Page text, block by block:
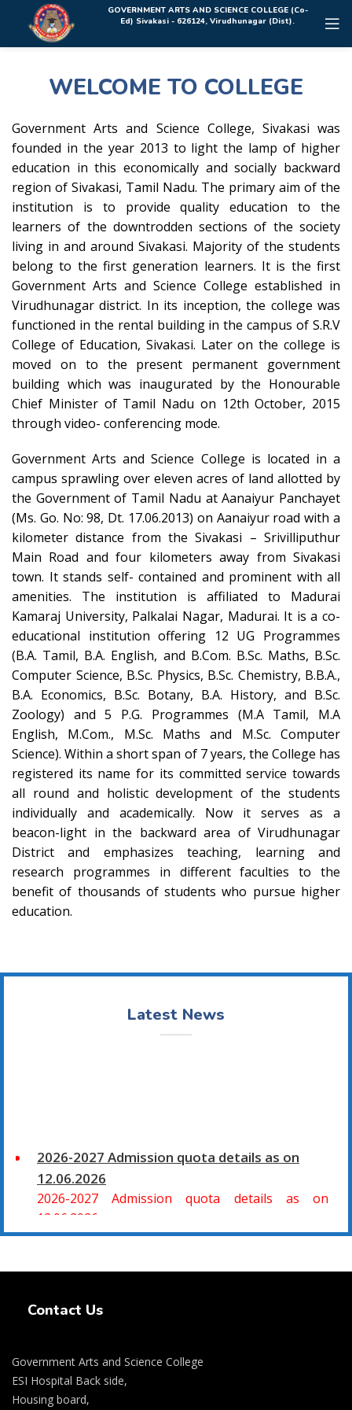
Rolex Replica Uhren DeutschlandGOVERNMENT ARTS AND SCIENCE COLLEGE (Co-
Ed) Sivakasi - 626124, Virudhunagar (Dist).
WELCOME TO COLLEGE
Government Arts and Science College, Sivakasi was
founded in the year 2013 to light the lamp of higher
education in this economically and socially backward
region of Sivakasi, Tamil Nadu. The primary aim of the
institution is to provide quality education to the
learners of the downtrodden sections of the society
living in and around Sivakasi. Majority of the students
belong to the first generation learners. It is the first
Government Arts and Science College established in
Virudhunagar district. In its inception, the college was
functioned in the rental building in the campus of S.R.V
College of Education, Sivakasi. Later on the college is
moved on to the present permanent government
building which was inaugurated by the Honourable
Chief Minister of Tamil Nadu on 12th October, 2015
through video- conferencing mode.
Government Arts and Science College is located in a
campus sprawling over eleven acres of land allotted by
the Government of Tamil Nadu at Aanaiyur Panchayet
(Ms. Go. No: 98, Dt. 17.06.2013) on Aanaiyur road with a
kilometer distance from the Sivakasi – Srivilliputhur
Main Road and four kilometers away from Sivakasi
town. It stands self- contained and prominent with all
amenities. The institution is affiliated to Madurai
Kamaraj University, Palkalai Nagar, Madurai. It is a co-
educational institution offering 12 UG Programmes
(B.A. Tamil, B.A. English, and B.Com. B.Sc. Maths, B.Sc.
Computer Science, B.Sc. Physics, B.Sc. Chemistry, B.B.A.,
B.A. Economics, B.Sc. Botany, B.A. History, and B.Sc.
Zoology) and 5 P.G. Programmes (M.A Tamil, M.A
English, M.Com., M.Sc. Maths and M.Sc. Computer
Science). Within a short span of 7 years, the College has
registered its name for its committed service towards
all round and holistic development of the students
individually and academically. Now it serves as a
beacon-light in the backward area of Virudhunagar
District and emphasizes teaching, learning and
research programmes in different faculties to the
benefit of thousands of students who pursue higher
education.
Latest News
2026-2027 Admission quota details as on
12.06.2026
2026-2027 Admission quota details as on
12.06.2026
சிவகாசி, அரசு கலை மற்றும் அறிவியல் கல்லூரியில்
08.06.2026 அன்று B.Sc., கணிதம், B.Sc., கணினி
விலங்கியல் ஆகிய அறிவியல் பாடப்பிரிவுகளுக்கும்,
09.06.2026 அன்று B.Com., வணிகவியல், B.B.A.,
வணிக நிர்வாகவியல், B.A., பொருளியல், B.A., வரலாறு
Contact Us
Government Arts and Science College
ESI Hospital Back side,
Housing board,